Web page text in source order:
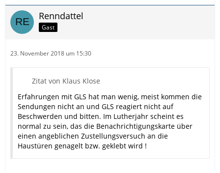
Renndattel
Gast
23. November 2018 um 15:30
Zitat von Klaus Klose
Erfahrungen mit GLS hat man wenig, meist kommen die
Sendungen nicht an und GLS reagiert nicht auf
Beschwerden und bitten. Im Lutherjahr scheint es
normal zu sein, das die Benachrichtigungskarte über
einen angeblichen Zustellungsversuch an die
Haustüren genagelt bzw. geklebt wird !